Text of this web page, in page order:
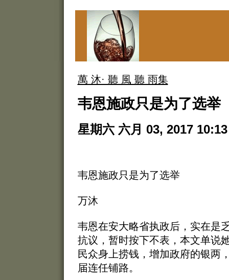
萬 沐· 聽 風 聽 雨集
韦恩施政只是为了选举
星期六 六月 03, 2017
韦恩施政只是为了选举
万沐
韦恩在安大略省执政后，实在是
抗议，暂时按下不表，本文单说
民众身上捞钱，增加政府的银两
届连任铺路。